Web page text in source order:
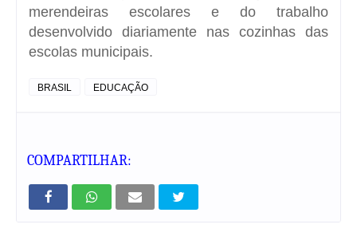
merendeiras escolares e do trabalho
desenvolvido diariamente nas cozinhas das
escolas municipais.
BRASIL EDUCAÇÃO
COMPARTILHAR: